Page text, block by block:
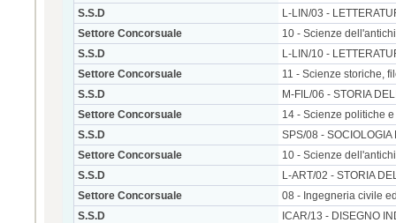
S.S.D
L-LIN/03 -
Settore Concorsuale
10 - Scienze
S.S.D
L-LIN/10 -
Settore Concorsuale
11 - Scienze storiche,
S.S.D
M-FIL/06 - STORIA
Settore Concorsuale
14 - Scienze politiche
S.S.D
SPS/08 -
Settore Concorsuale
10 - Scienze
S.S.D
L-ART/02 - STORIA
Settore Concorsuale
08 - Ingegneria civile
S.S.D
ICAR/13 - DISEGNO